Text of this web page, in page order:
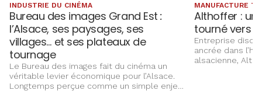
INDUSTRIE DU CINÉMA
Bureau des images Grand Est :
l’Alsace, ses paysages, ses
villages… et ses plateaux de
tournage
Le Bureau des images fait du cinéma un
véritable levier économique pour l’Alsace.
Longtemps perçue comme un simple enjeu
MANUFACTURE
Althoffer :
tourné vers
Entreprise
ancrée dans
alsacienne,